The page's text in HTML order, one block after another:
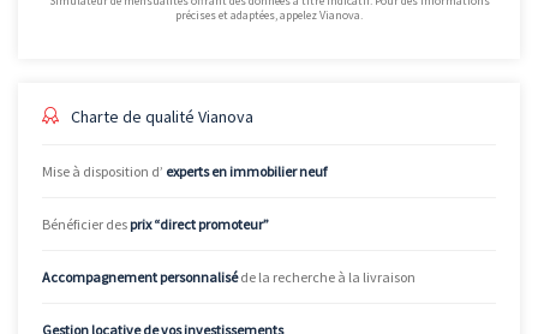
précises et adaptées, appelez Vianova.
Charte de qualité Vianova
Mise à disposition d’ experts en immobilier neuf
Bénéficier des prix “direct promoteur”
Accompagnement personnaliséde la recherche à la livraison
Gestion locative de vos investissements